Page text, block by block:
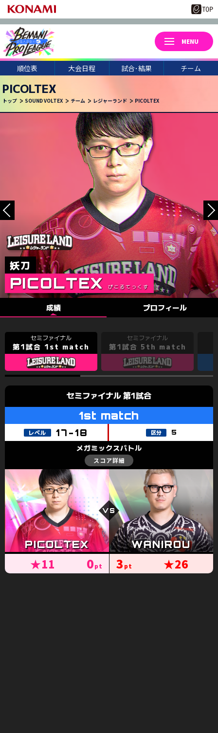
順位表 大会日程 試合･結果
3月21日(土)
チーム
#. ASUMA
SIRON.
TORIDE
F-REN T.
082
KAKUMAAA
JAKADS
MURAKAMI
350B1
WANIROU
BOLL
XD*POTE.
REIK
DPE
MINI
KAWACH
#.KAROB*
PICOLTEX
PICOLTEX
トップ SOUND VOLTEX チーム レジャーランド PICOLTEX
成績 プロフィール
第1試合 1st match 第1試合 5th match
第1試合
5
★11 0 ★26
3